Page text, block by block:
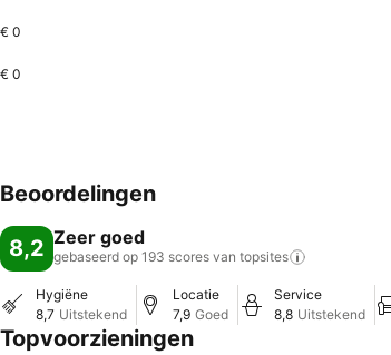
€ 0
€ 0
Beoordelingen
8,2 Zeer goed
gebaseerd op 193 scores van topsites
Hygiëne
8,7 Uitstekend
Locatie
7,9 Goed
Service
8,8 Uitstekend
Topvoorzieningen